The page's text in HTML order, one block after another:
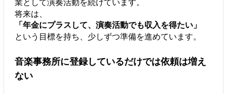
将来は、
「年金にプラスして、演奏活動でも収入を得たい」
という目標を持ち、少しずつ準備を進めています。
音楽事務所に登録しているだけでは依頼は増え
ない